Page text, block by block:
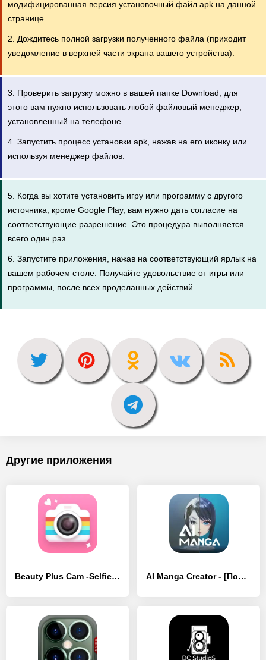
модифицированная версия установочный файл apk на данной
странице.
2. Дождитесь полной загрузки полученного файла (приходит
уведомление в верхней части экрана вашего устройства).
3. Проверить загрузку можно в вашей папке Download, для
этого вам нужно использовать любой файловый менеджер,
установленный на телефоне.
4. Запустить процесс установки apk, нажав на его иконку или
используя менеджер файлов.
5. Когда вы хотите установить игру или программу с другого
источника, кроме Google Play, вам нужно дать согласие на
соответствующие разрешение. Это процедура выполняется
всего один раз.
6. Запустите приложения, нажав на соответствующий ярлык на
вашем рабочем столе. Получайте удовольствие от игры или
программы, после всех проделанных действий.
Другие приложения
Beauty Plus Cam -Selfie Editor - [Полная версия] AI Manga Creator - [Полная версия]